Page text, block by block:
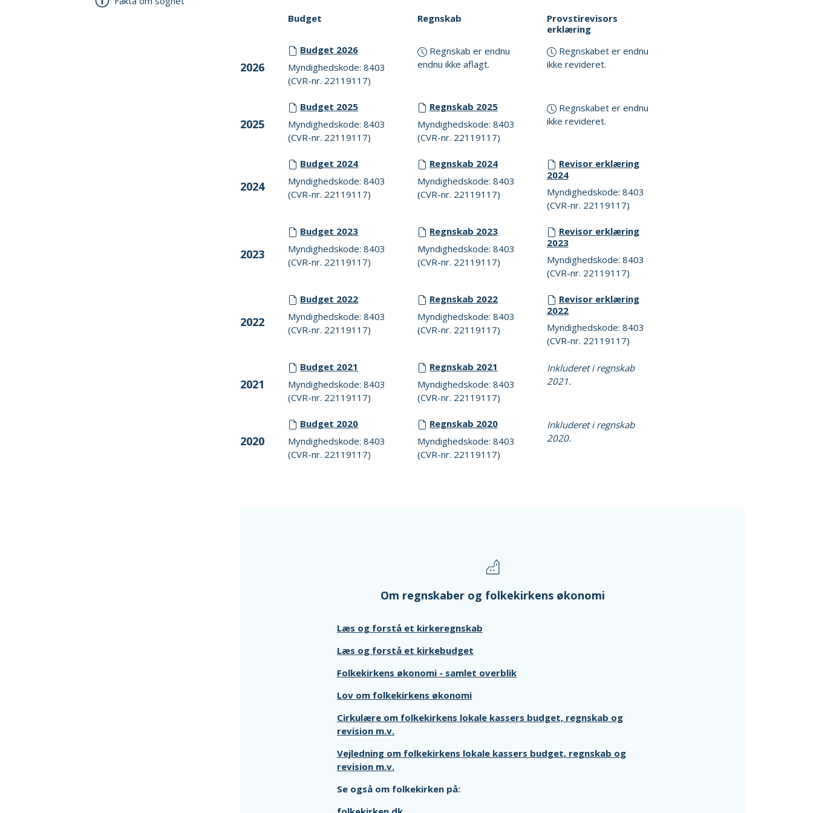
Budget Regnskab
Provstirevisors
erklæring
2026
Budget 2026
Myndighedskode: 8403
(CVR-nr. 22119117)
Regnskab er endnu
endnu ikke aflagt.
Regnskabet er endnu
ikke revideret.
2025
Budget 2025
Myndighedskode: 8403
(CVR-nr. 22119117)
Regnskab 2025
Myndighedskode: 8403
(CVR-nr. 22119117)
Regnskabet er endnu
ikke revideret.
2024
Budget 2024
Myndighedskode: 8403
(CVR-nr. 22119117)
Regnskab 2024
Myndighedskode: 8403
(CVR-nr. 22119117)
Revisor erklæring
2024
Myndighedskode: 8403
(CVR-nr. 22119117)
2023
Budget 2023
Myndighedskode: 8403
(CVR-nr. 22119117)
Regnskab 2023
Myndighedskode: 8403
(CVR-nr. 22119117)
Revisor erklæring
2023
Myndighedskode: 8403
(CVR-nr. 22119117)
2022
Budget 2022
Myndighedskode: 8403
(CVR-nr. 22119117)
Regnskab 2022
Myndighedskode: 8403
(CVR-nr. 22119117)
Revisor erklæring
2022
Myndighedskode: 8403
(CVR-nr. 22119117)
2021
Budget 2021
Myndighedskode: 8403
(CVR-nr. 22119117)
Regnskab 2021
Myndighedskode: 8403
(CVR-nr. 22119117)
Inkluderet i regnskab
2021.
2020
Budget 2020
Myndighedskode: 8403
(CVR-nr. 22119117)
Regnskab 2020
Myndighedskode: 8403
(CVR-nr. 22119117)
Inkluderet i regnskab
2020.
Om regnskaber og folkekirkens økonomi
Læs og forstå et kirkeregnskab
Læs og forstå et kirkebudget
Folkekirkens økonomi - samlet overblik
Lov om folkekirkens økonomi
Cirkulære om folkekirkens lokale kassers budget, regnskab og
revision m.v.
Vejledning om folkekirkens lokale kassers budget, regnskab og
revision m.v.
Se også om folkekirken på: